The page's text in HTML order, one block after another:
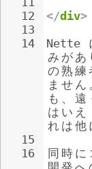
12
13
14
15
16
</div>
Nette
み が あ
の熟 練
ま せ ん
も 、 遠
は い え
れ は 他
同 時 に